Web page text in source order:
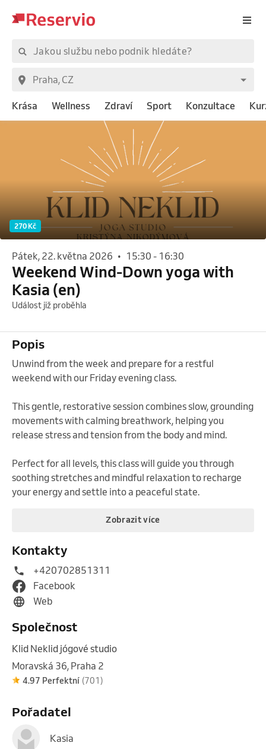
Krása Wellness Zdraví Sport Konzultace
270 Kč
pátek, 22. května 2026 • 15:30 - 16:30
Weekend Wind-Down yoga with
Kasia (en)
Událost již proběhla
Popis
Unwind from the week and prepare for a restful
weekend with our Friday evening class.
This gentle, restorative session combines slow, grounding
movements with calming breathwork, helping you
release stress and tension from the body and mind.
Perfect for all levels, this class will guide you through
soothing stretches and mindful relaxation to recharge
your energy and settle into a peaceful state.
Zobrazit více
Kontakty
+420702851311
Facebook
Web
Společnost
Klid Neklid jógové studio
Moravská 36, Praha 2
4.97 Perfektní (701)
Pořadatel
Kasia